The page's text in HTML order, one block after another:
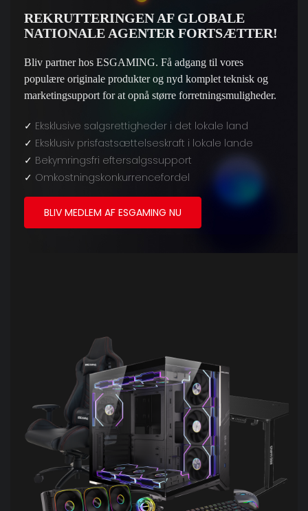
REKRUTTERINGEN AF ​​GLOBALE
NATIONALE AGENTER FORTSÆTTER!
Bliv partner hos ESGAMING. Få adgang til vores
populære originale produkter og nyd komplet teknisk og
marketingsupport for at opnå større forretningsmuligheder.
✓ Eksklusive salgsrettigheder i det lokale land
✓ Eksklusiv prisfastsættelseskraft i lokale lande
✓ Bekymringsfri eftersalgssupport
✓ Omkostningskonkurrencefordel
BLIV MEDLEM AF ESGAMING NU